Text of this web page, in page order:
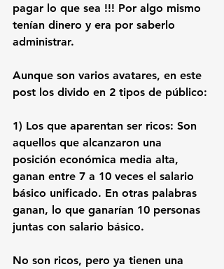
pagar lo que sea !!! Por algo mismo
tenían dinero y era por saberlo
administrar.
Aunque son varios avatares, en este
post los divido en 2 tipos de público:
1) Los que aparentan ser ricos: Son
aquellos que alcanzaron una
posición económica media alta,
ganan entre 7 a 10 veces el salario
básico unificado. En otras palabras
ganan, lo que ganarían 10 personas
juntas con salario básico.
No son ricos, pero ya tienen una